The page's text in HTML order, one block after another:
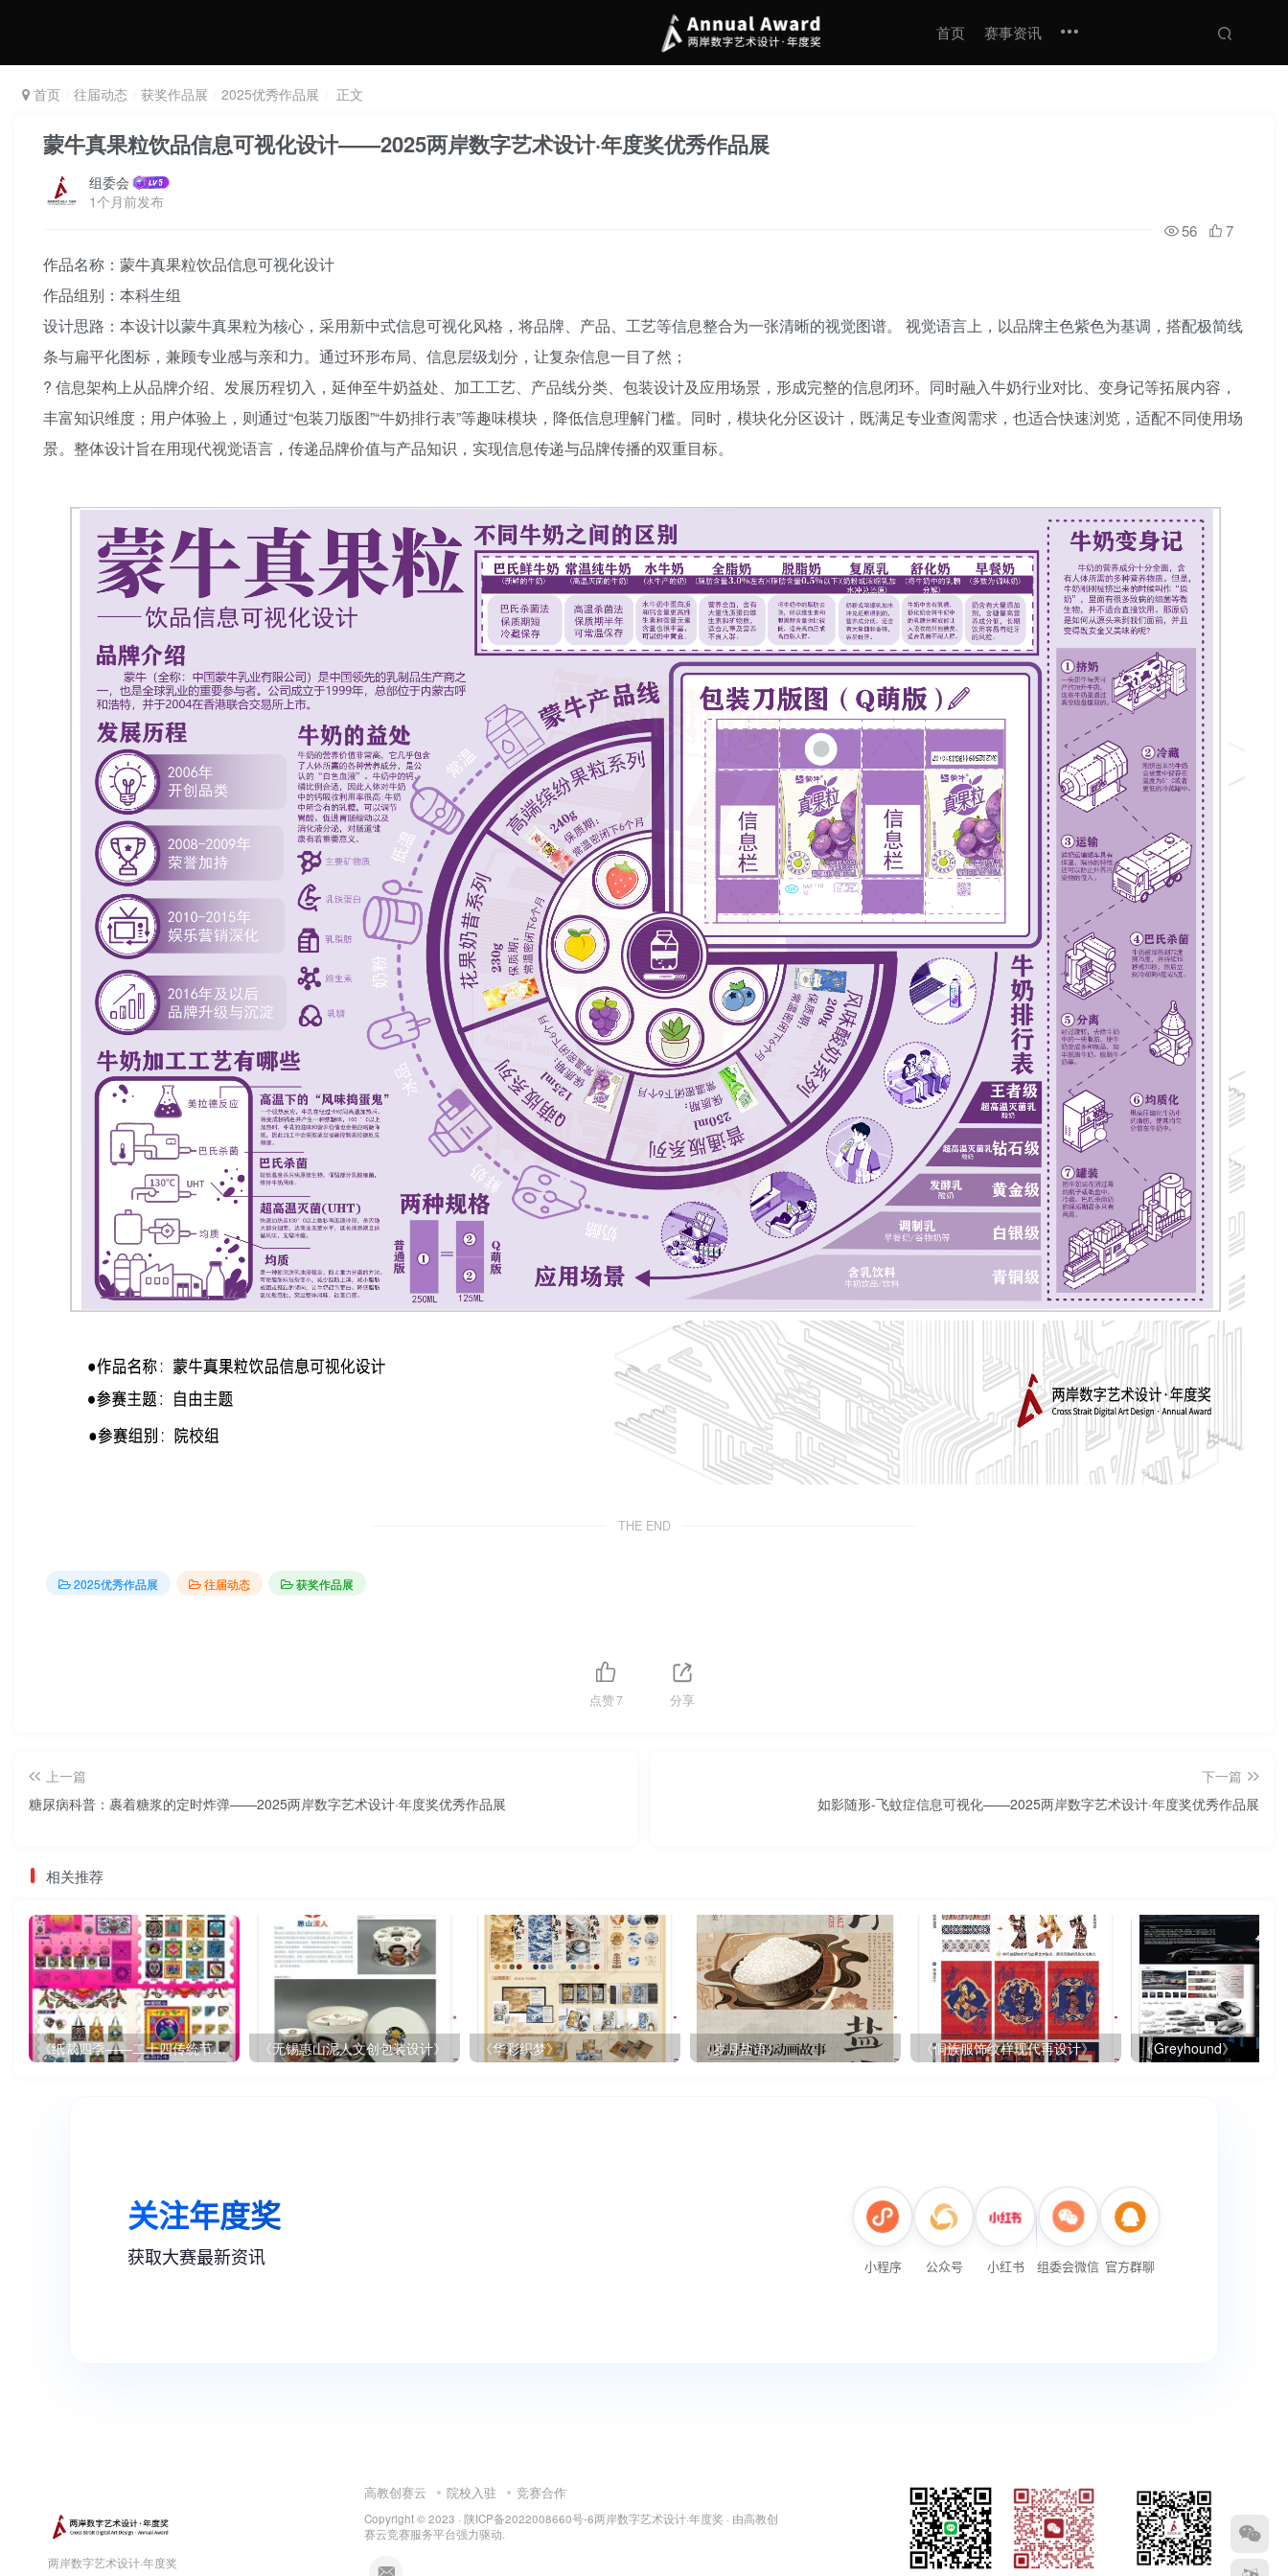
首页 赛事资讯
首页 往届动态 获奖作品展 2025优秀作品展 正文
蒙牛真果粒饮品信息可视化设计——2025两岸数字艺术设计·年度奖优秀作品展
组委会
1个月前发布
56 7
作品名称：蒙牛真果粒饮品信息可视化设计
作品组别：本科生组
设计思路：本设计以蒙牛真果粒为核心，采用新中式信息可视化风格，将品牌、产品、工艺等信息整合为一张清晰的视觉图谱。 视觉语言上，以品牌主色紫色为基调，搭配极简线
条与扁平化图标，兼顾专业感与亲和力。通过环形布局、信息层级划分，让复杂信息一目了然；
? 信息架构上从品牌介绍、发展历程切入，延伸至牛奶益处、加工工艺、产品线分类、包装设计及应用场景，形成完整的信息闭环。同时融入牛奶行业对比、变身记等拓展内容，
丰富知识维度；用户体验上，则通过“包装刀版图”“牛奶排行表”等趣味模块，降低信息理解门槛。同时，模块化分区设计，既满足专业查阅需求，也适合快速浏览，适配不同使用场
景。整体设计旨在用现代视觉语言，传递品牌价值与产品知识，实现信息传递与品牌传播的双重目标。
THE END
2025优秀作品展 往届动态 获奖作品展
点赞7 分享
上一篇
糖尿病科普：裹着糖浆的定时炸弹——2025两岸数字艺术设计·年度奖优秀作品展
下一篇
如影随形-飞蚊症信息可视化——2025两岸数字艺术设计·年度奖优秀作品展
相关推荐
《纸裁四季——二十四传统节气文创设计》 《无锡惠山泥人文创包装设计》 《华彩织梦》 《岁月盐语》 《侗族服饰纹样现代再设计》 《Greyhound》
两岸数字艺术设计·年度奖
高教创赛云 院校入驻 竞赛合作
Copyright © 2023 · 陕ICP备2022008660号-6两岸数字艺术设计·年度奖 · 由高教创
赛云竞赛服务平台强力驱动.